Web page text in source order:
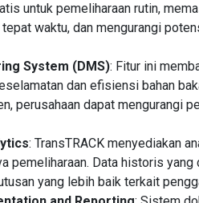
untuk pemeliharaan rutin,
waktu, dan mengurangi
System (DMS): Fitur ini
dan efisiensi bahan
perusahaan dapat mengurangi
: TransTRACK menyediakan
pemeliharaan. Data historis
yang lebih baik terkait